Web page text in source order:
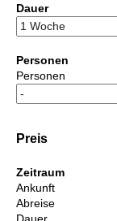
Dauer
Personen
Personen
Preis
Zeitraum
Ankunft
Abreise
Dauer